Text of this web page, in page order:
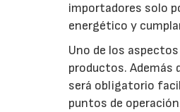
importadores solo
energético y
Uno de los
productos. Además
será obligatorio
puntos de